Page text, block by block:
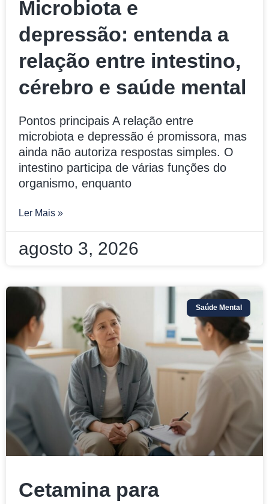
Microbiota e
depressão: entenda a
relação entre intestino,
cérebro e saúde mental
Pontos principais A relação entre
microbiota e depressão é promissora, mas
ainda não autoriza respostas simples. O
intestino participa de várias funções do
organismo, enquanto
Ler Mais »
agosto 3, 2026
Saúde Mental
Cetamina para